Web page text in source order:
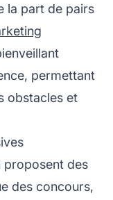
la part de pairs
permettant
obstacles et
proposent des
des concours,